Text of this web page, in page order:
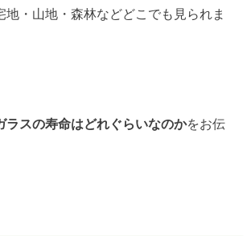
地・山地・森林などどこでも見られま
ラスの寿命はどれぐらいなのかをお伝